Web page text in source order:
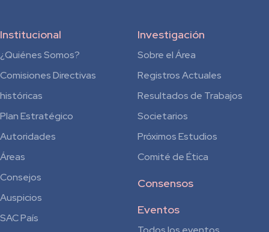
Institucional
¿Quiénes Somos?
Comisiones Directivas
históricas
Plan Estratégico
Autoridades
Áreas
Consejos
Auspicios
SAC País
Investigación
Sobre el Área
Registros Actuales
Resultados de Trabajos
Societarios
Próximos Estudios
Comité de Ética
Consensos
Eventos